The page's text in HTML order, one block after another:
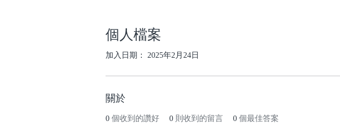
個人檔案
加入日期： 2025年2月24日
關於
0 個收到的讚好 0 則收到的留言 0 個最佳答案